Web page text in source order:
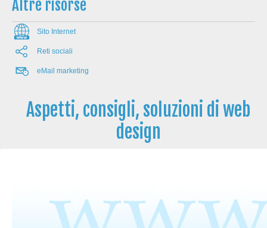
Altre risorse
Sito Internet
Reti sociali
eMail marketing
Aspetti, consigli, soluzioni di web
design